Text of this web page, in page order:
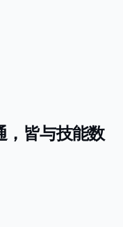
，皆与技能数